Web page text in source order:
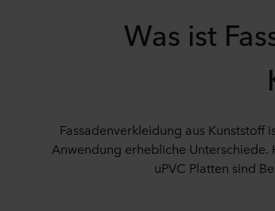
Was ist
Fassadenverkleidung aus
Anwendung erhebliche Unterschiede.
uPVC Platten sind